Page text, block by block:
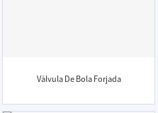
Vàlvula De Bola Forjada